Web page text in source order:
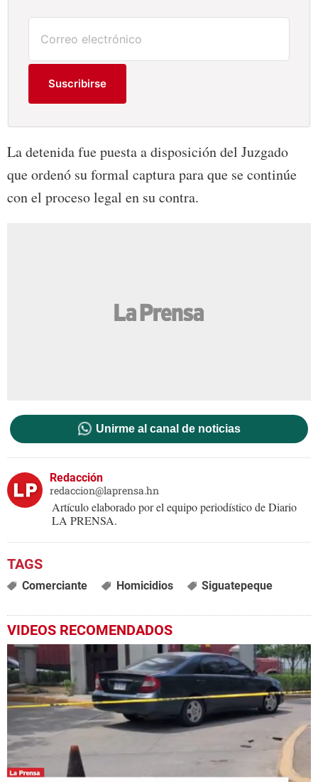
Suscribirse
La detenida fue puesta a disposición del Juzgado
que ordenó su formal captura para que se continúe
con el proceso legal en su contra.
Unirme al canal de noticias
Redacción
redaccion@laprensa.hn
Artículo elaborado por el equipo periodístico de Diario
LA PRENSA.
Comerciante Homicidios Siguatepeque
VIDEOS RECOMENDADOS